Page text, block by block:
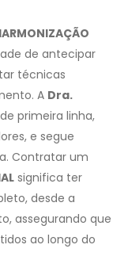
de antecipar
técnicas
A Dra.
primeira linha,
e segue
Contratar um
significa ter
desde a
assegurando que
ao longo do